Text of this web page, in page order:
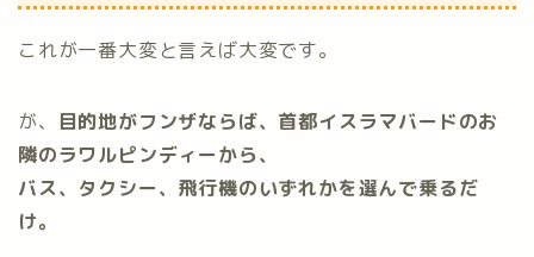
これが一番大変と言えば大変です。
が、
目的地がフンザならば、首都イスラマバードのお
隣のラワルピンディーから、
バス、タクシー、飛行機のいずれかを選んで乗るだ
け。